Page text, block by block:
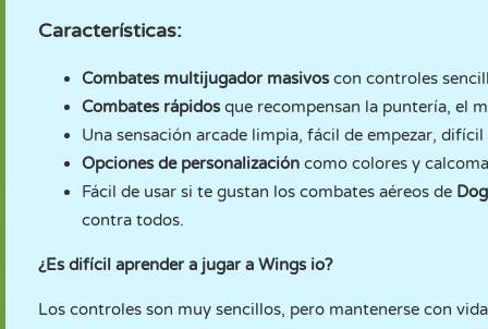
Características:
Combates multijugador masivoscon controles
Combates rápidosque recompensan la puntería, el
Una sensación arcade limpia, fácil de empezar,
Opciones de personalización como colores y
Fácil de usar si te gustan los combates aéreos de
contra todos.
¿Es difícil aprender a jugar a Wings io?
Los controles son muy sencillos, pero mantenerse con